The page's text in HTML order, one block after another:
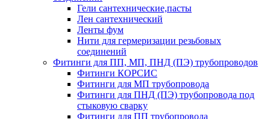
Гели сантехнические,пасты
Лен сантехнический
Ленты фум
Нити для гермеризации резьбовых
соединений
Фитинги для ПП, МП, ПНД (ПЭ) трубопроводов
Фитинги КОРСИС
Фитинги для МП трубопровода
Фитинги для ПНД (ПЭ) трубопровода под
стыковую сварку
Фитинги для ПП трубопровода